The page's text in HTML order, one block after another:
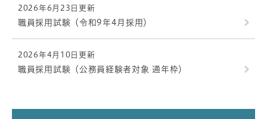
2026年6月23日更新
職員採用試験（令和9年4月採用）
2026年4月10日更新
職員採用試験（公務員経験者対象 通年枠）